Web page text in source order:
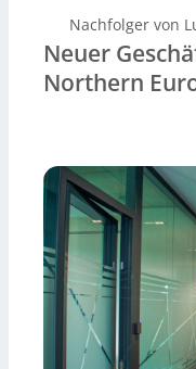
Nachfolger von
Neuer
Northern